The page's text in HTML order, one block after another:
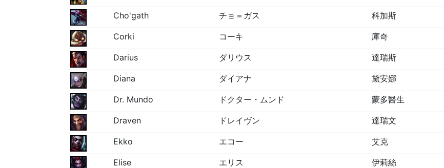
Cho'gath チョ＝ガス 科加斯
Corki コーキ 庫奇
Darius ダリウス 達瑞斯
Diana ダイアナ 黛安娜
Dr. Mundo ドクター・ムンド 蒙多醫生
Draven ドレイヴン 達瑞文
Ekko エコー 艾克
Elise エリス 伊莉絲